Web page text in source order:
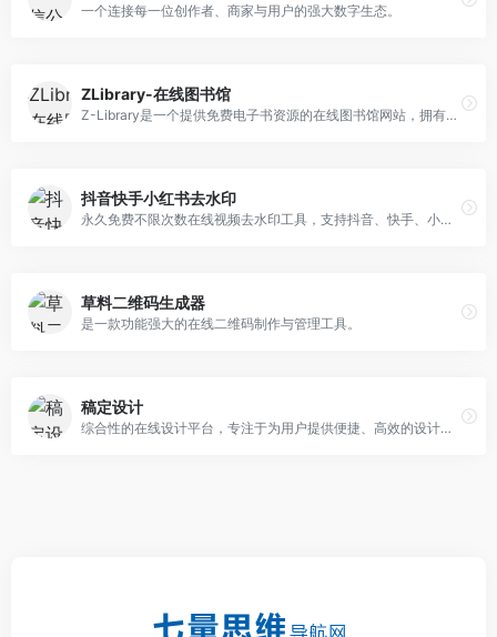
一个连接每一位创作者、商家与用户的强大数字生态。
ZLibrary-在线图书馆
Z-Library是一个提供免费电子书资源的在线图书馆网站，拥有丰富的资源和强大的检索功能。
抖音快手小红书去水印
永久免费不限次数在线视频去水印工具，支持抖音、快手、小红书等平台视频无水印下载，图片无水印下载，一键去除图片视频水印，快速批量下载高清视频和图片。
草料二维码生成器
是一款功能强大的在线二维码制作与管理工具。
稿定设计
综合性的在线设计平台，专注于为用户提供便捷、高效的设计服务。